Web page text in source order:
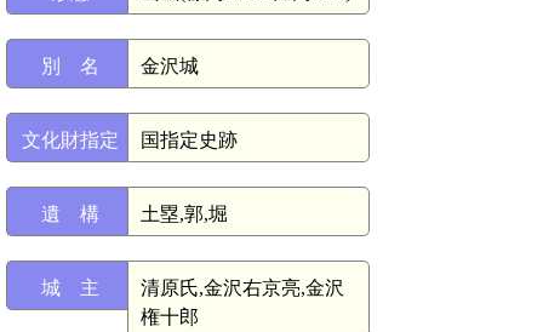
別 名 金沢城
文化財指定 国指定史跡
遺 構 土塁,郭,堀
城 主
清原氏,金沢右京亮,金沢
権十郎